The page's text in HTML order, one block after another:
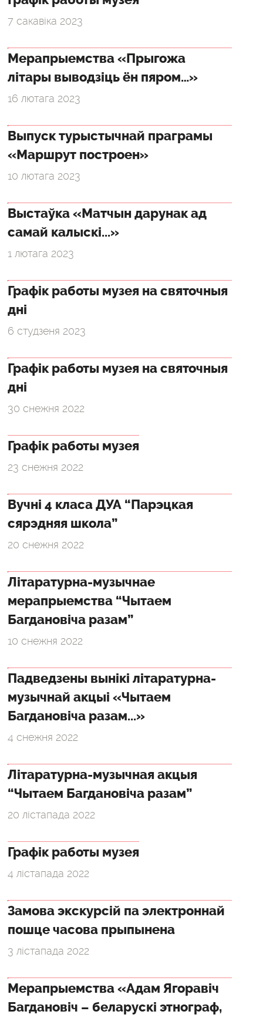
7 сакавіка 2023
Мерапрыемства «Прыгожа
літары выводзіць ён пяром…»
16 лютага 2023
Выпуск турыстычнай праграмы
«Маршрут построен»
10 лютага 2023
Выстаўка «Матчын дарунак ад
самай калыскі...»
1 лютага 2023
Графік работы музея на святочныя
дні
6 студзеня 2023
Графік работы музея на святочныя
дні
30 снежня 2022
Графік работы музея
23 снежня 2022
Вучні 4 класа ДУА “Парэцкая
сярэдняя школа”
20 снежня 2022
Літаратурна-музычнае
мерапрыемства “Чытаем
Багдановіча разам”
10 снежня 2022
Падведзены вынікі літаратурна-
музычнай акцыі «Чытаем
Багдановіча разам...»
4 снежня 2022
Літаратурна-музычная акцыя
“Чытаем Багдановіча разам”
20 лістапада 2022
Графік работы музея
4 лістапада 2022
Замова экскурсій па электроннай
пошце часова прыпынена
3 лістапада 2022
Мерапрыемства «Адам Ягоравіч
Багдановіч – беларускі этнограф,